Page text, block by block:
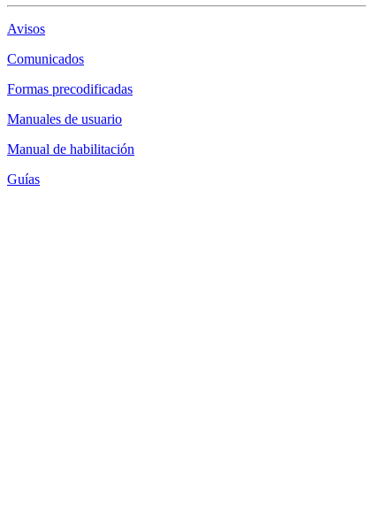
Avisos
Comunicados
Formas precodificadas
Manuales de usuario
Manual de habilitación
Guías